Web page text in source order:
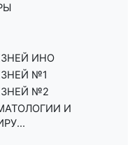
ИНО
№1
№2
И